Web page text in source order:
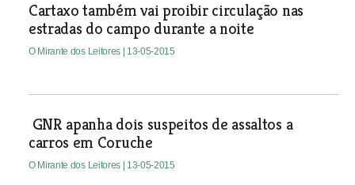
Cartaxo também vai proibir circulação nas
estradas do campo durante a noite
O Mirante dos Leitores | 13-05-2015
GNR apanha dois suspeitos de assaltos a
carros em Coruche
O Mirante dos Leitores | 13-05-2015